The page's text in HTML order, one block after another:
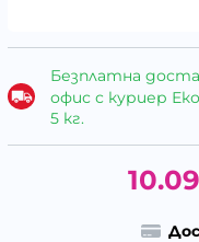
Безплатна
офис с куриер
5 кг.
10.09